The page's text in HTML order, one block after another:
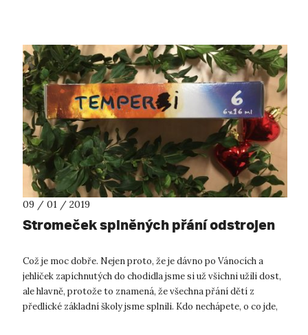
09 / 01 / 2019
Stromeček splněných přání odstrojen
Což je moc dobře. Nejen proto, že je dávno po Vánocích a
jehliček zapíchnutých do chodidla jsme si už všichni užili dost,
ale hlavně, protože to znamená, že všechna přání dětí z
předlické základní školy jsme splnili. Kdo nechápete, o co jde,